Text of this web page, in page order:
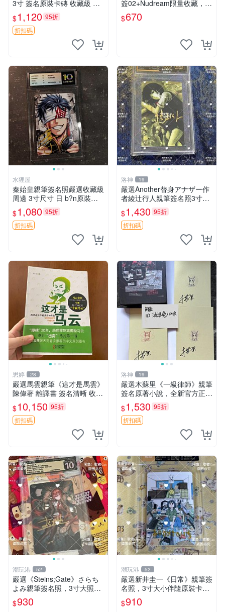
3寸 簽名原裝卡磚 收藏級 周
邊專屬 現場收藏 青之蘆葦 小
林有吾 周邊
$1,120 95折
折扣碼
簽02+Nudream限量收藏，默
認廠瑕，安心到貨轉寄 發貨
立即 一覽無遺 印記 收藏 師
$670
水狸屋
秦始皇親筆簽名照嚴選收藏級
周邊 3寸尺寸 日 b?n原裝卡
磚 魏武神限量版 秦始皇 石川
界人 結婚紀念照
$1,080 95折
折扣碼
洛神 19
嚴選Another替身アナザー作
者綾辻行人親筆簽名照3寸照
片含原裝卡磚實拍 Another替
身 アナザー 作者 簽名 照片
卡磚 實物
$1,430 95折
折扣碼
思婷 28
嚴選馬雲親筆《這才是馬雲》
陳偉著 離譯書 簽名清晰 收藏
推薦 離譯書 簽名本 陳偉著作
$10,150 95折
折扣碼
洛神 19
嚴選木蘇里《一級律師》親筆
簽名原著小說，全新官方正版
配收藏證書 一級律師 規格 數
字漫畫 周邊品
$1,530 95折
折扣碼
潮玩港 52
嚴選《Steins;Gate》さらち
よみ親筆簽名照，3寸大照片
附原裝卡磚。收藏家直供，限
量珍藏。 さらちよmi 作者 簽
$930
潮玩港 52
嚴選新井圭一《日常》親筆簽
名照，3寸大小伴隨原裝卡
磚，適合收藏 日常生活、藝
術品、 SignedPhoto
$910